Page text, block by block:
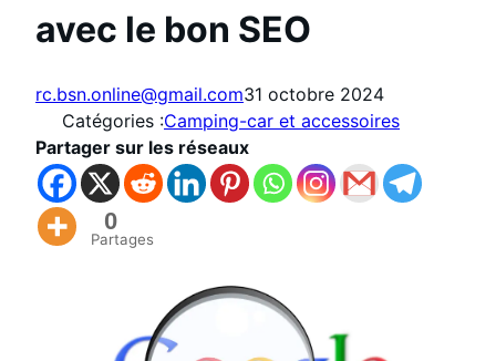
avec le bon SEO
rc.bsn.online@gmail.com31 octobre 2024
Catégories :Camping-car et accessoires
Partager sur les réseaux
0
Partages